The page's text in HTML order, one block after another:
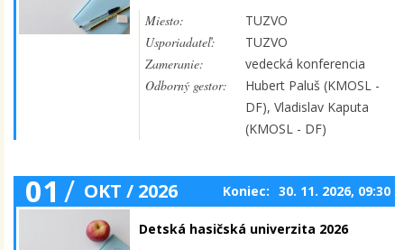
Miesto:
TUZVO
Usporiadateľ:
TUZVO
Zameranie:
vedecká konferencia
Odborný gestor:
Hubert Paluš (KMOSL -
DF), Vladislav Kaputa
(KMOSL - DF)
01 / OKT / 2026 Koniec: 30. 11. 2026, 09:30
Detská hasičská univerzita 2026